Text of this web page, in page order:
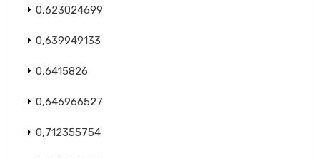
0,623024699
0,639949133
0,6415826
0,646966527
0,712355754